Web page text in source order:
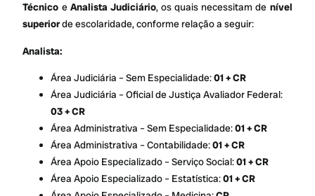
Técnico e Analista Judiciário, os quais necessitam de nível
superiorde escolaridade, conforme relação a seguir:
Analista:
Área Judiciária – Sem Especialidade:01 + CR
Área Judiciária – Oficial de Justiça Avaliador Federal:
03 + CR
Área Administrativa – Sem Especialidade:01 + CR
Área Administrativa – Contabilidade:01 + CR
Área Apoio Especializado – Serviço Social:01 + CR
Área Apoio Especializado – Estatística:01 + CR